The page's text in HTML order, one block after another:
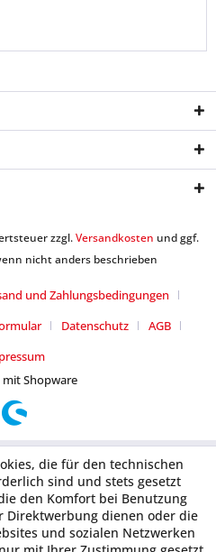
zzgl.Versandkosten und ggf.
nicht anders beschrieben
und Zahlungsbedingungen
Datenschutz
AGB
mit Shopware
die für den technischen
sind und stets gesetzt
den Komfort bei Benutzung
Direktwerbung dienen oder die
und sozialen Netzwerken